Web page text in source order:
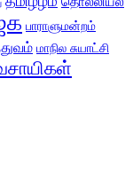
பாராளுமன்றம்
மாநில சுயாட்சி